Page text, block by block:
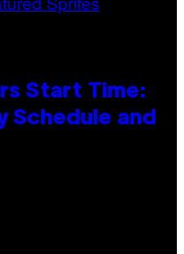
Start Time:
Schedule and